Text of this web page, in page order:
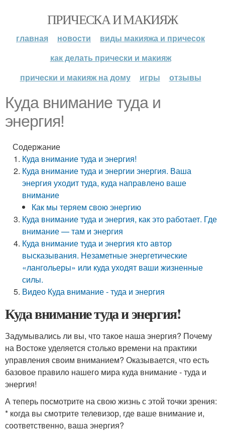
ПРИЧЕСКА И МАКИЯЖ
главная новости
виды макияжа и причесок
как делать прически и макияж
прически и макияж на дому
игры отзывы
Куда внимание туда и
энергия!
Содержание
Куда внимание туда и энергия!
Куда внимание туда и энергии энергия. Ваша
энергия уходит туда, куда направлено ваше
внимание
Как мы теряем свою энергию
Куда внимание туда и энергия, как это работает. Где
внимание — там и энергия
Куда внимание туда и энергия кто автор
высказывания. Незаметные энергетические
«лангольеры» или куда уходят ваши жизненные
силы.
Видео Куда внимание - туда и энергия
Куда внимание туда и энергия!
Задумывались ли вы, что такое наша энергия? Почему
на Востоке уделяется столько времени на практики
управления своим вниманием? Оказывается, что есть
базовое правило нашего мира куда внимание - туда и
энергия!
А теперь посмотрите на свою жизнь с этой точки зрения:
* когда вы смотрите телевизор, где ваше внимание и,
соответственно, ваша энергия?